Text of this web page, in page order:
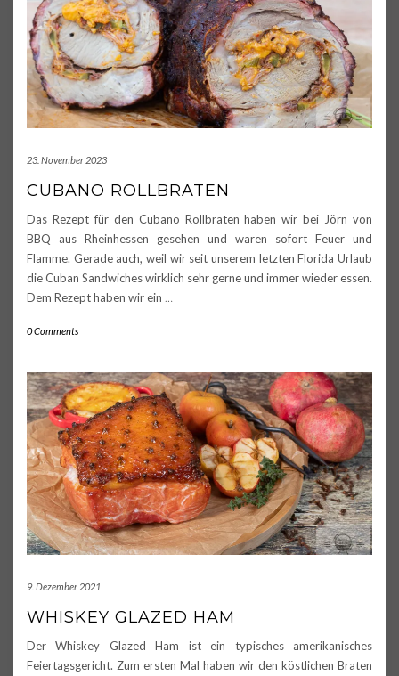
23. November 2023
CUBANO ROLLBRATEN
Das Rezept für den Cubano Rollbraten haben wir bei Jörn von
BBQ aus Rheinhessen gesehen und waren sofort Feuer und
Flamme. Gerade auch, weil wir seit unserem letzten Florida Urlaub
die Cuban Sandwiches wirklich sehr gerne und immer wieder essen.
Dem Rezept haben wir ein …
0 Comments
9. Dezember 2021
WHISKEY GLAZED HAM
Der Whiskey Glazed Ham ist ein typisches amerikanisches
Feiertagsgericht. Zum ersten Mal haben wir den köstlichen Braten